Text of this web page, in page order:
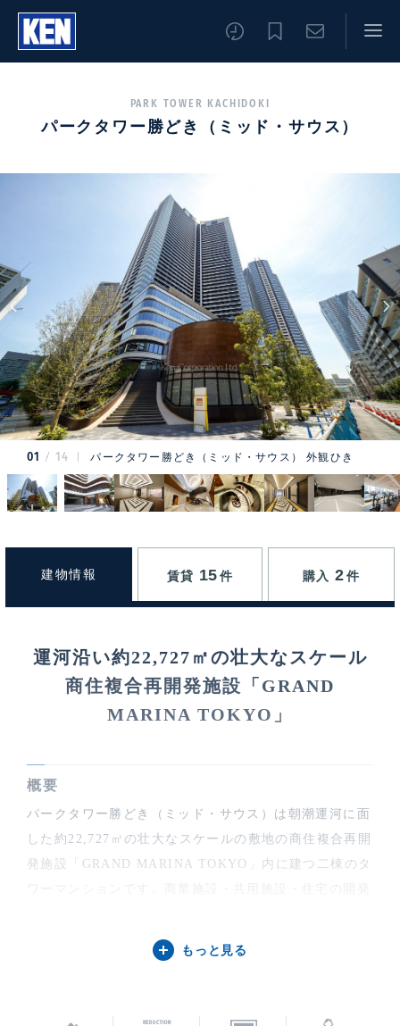
PARK TOWER KACHIDOKI
パークタワー勝どき（ミッド・サウス）
01 14 パークタワー勝どき（ミッド・サウス） 外観ひき
建物情報 賃貸 15 件 購入 2 件
運河沿い約22,727㎡の壮大なスケール
商住複合再開発施設「GRAND
MARINA TOKYO」
概要
パークタワー勝どき（ミッド・サウス）は朝潮運河に面
した約22,727㎡の壮大なスケールの敷地の商住複合再開
発施設「GRAND MARINA TOKYO」内に建つ二棟のタ
央に建つ「パークタワー勝どきミッド」が地上45階地下
2階で清水建設による設計施工。敷地東南の「パークタ
3階で鹿島建設による設計施工。同一敷地内で2社のゼネ
もっと見る